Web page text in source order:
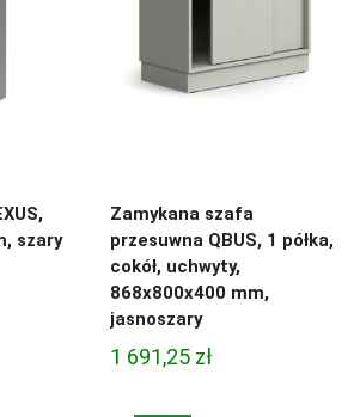
szary
Zamykana szafa
przesuwna QBUS, 1 półka,
cokół, uchwyty,
868x800x400 mm,
jasnoszary
1 691,25 zł